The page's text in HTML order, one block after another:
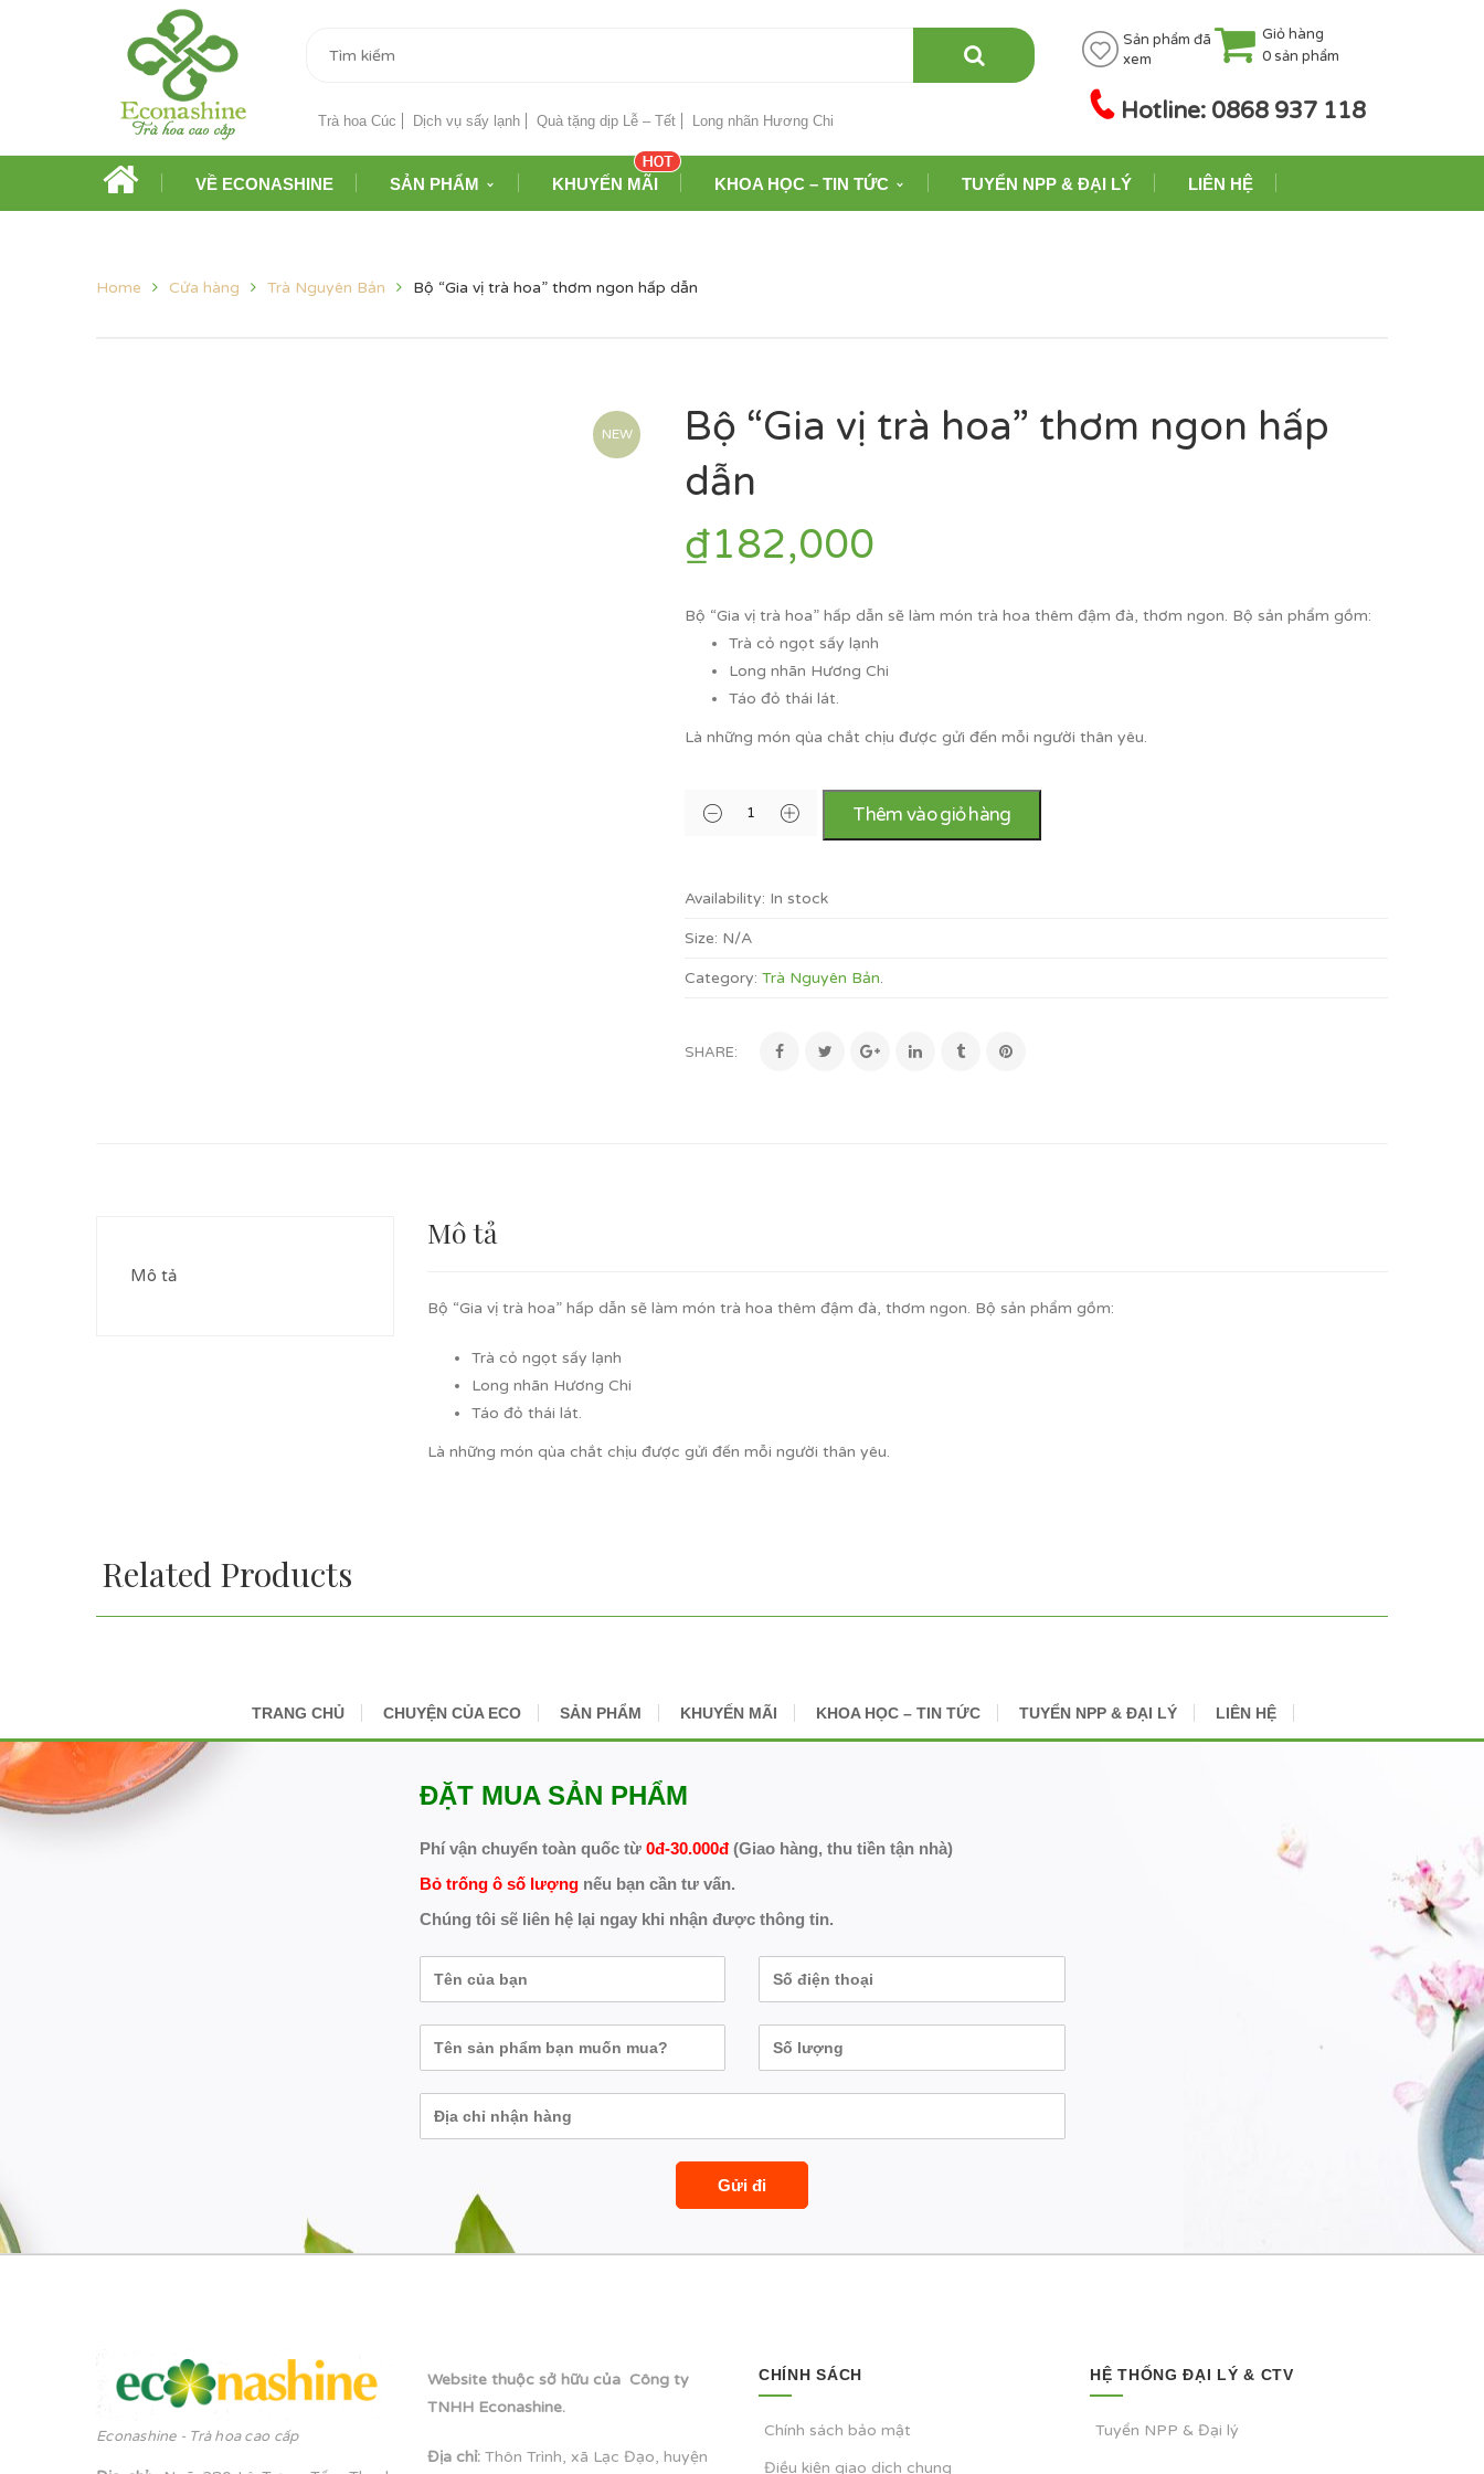
Trà hoa Cúc Dịch vụ sấy lạnh Quà tặng dịp Lễ – Tết Long nhãn Hương Chi
Sản phẩm đã
xem
Giỏ hàng
0 sản phẩm
Hotline: 0868 937 118
VỀ ECONASHINE SẢN PHẨM KHUYẾN MÃI KHOA HỌC – TIN TỨC TUYỂN NPP & ĐẠI LÝ LIÊN HỆ
Home Cửa hàng Trà Nguyên Bản Bộ “Gia vị trà hoa” thơm ngon hấp dẫn
NEW
Bộ “Gia vị trà hoa” thơm ngon hấp
dẫn
₫182,000
Bộ “Gia vị trà hoa” hấp dẫn sẽ làm món trà hoa thêm đậm đà, thơm ngon. Bộ sản phẩm gồm:
Trà cỏ ngọt sấy lạnh
Long nhãn Hương Chi
Táo đỏ thái lát.
Là những món qùa chắt chịu được gửi đến mỗi người thân yêu.
Thêm vào giỏ hàng
Availability: In stock
Size: N/A
Category: Trà Nguyên Bản.
SHARE:
Mô tả
Mô tả
Bộ “Gia vị trà hoa” hấp dẫn sẽ làm món trà hoa thêm đậm đà, thơm ngon. Bộ sản phẩm gồm:
Trà cỏ ngọt sấy lạnh
Long nhãn Hương Chi
Táo đỏ thái lát.
Là những món qùa chắt chịu được gửi đến mỗi người thân yêu.
Related Products
TRANG CHỦ CHUYỆN CỦA ECO SẢN PHẨM KHUYẾN MÃI KHOA HỌC – TIN TỨC TUYỂN NPP & ĐẠI LÝ LIÊN HỆ
ĐẶT MUA SẢN PHẨM
Phí vận chuyển toàn quốc từ 0đ-30.000đ(Giao hàng, thu tiền tận nhà)
Bỏ trống ô số lượngnếu bạn cần tư vấn.
Chúng tôi sẽ liên hệ lại ngay khi nhận được thông tin.
Econashine - Trà hoa cao cấp
Website thuộc sở hữu của Công ty
TNHH Econashine.
Địa chỉ: Thôn Trình, xã Lạc Đạo, huyện
CHÍNH SÁCH
Chính sách bảo mật
Điều kiện giao dịch chung
HỆ THỐNG ĐẠI LÝ & CTV
Tuyển NPP & Đại lý